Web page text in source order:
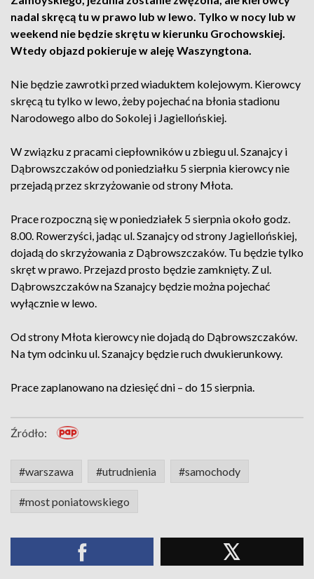
nadal skręcą tu w prawo lub w lewo. Tylko w nocy lub w
weekend nie będzie skrętu w kierunku Grochowskiej.
Wtedy objazd pokieruje w aleję Waszyngtona.
Nie będzie zawrotki przed wiaduktem kolejowym. Kierowcy
skręcą tu tylko w lewo, żeby pojechać na błonia stadionu
Narodowego albo do Sokolej i Jagiellońskiej.
W związku z pracami ciepłowników u zbiegu ul. Szanajcy i
Dąbrowszczaków od poniedziałku 5 sierpnia kierowcy nie
przejadą przez skrzyżowanie od strony Młota.
Prace rozpoczną się w poniedziałek 5 sierpnia około godz.
8.00. Rowerzyści, jadąc ul. Szanajcy od strony Jagiellońskiej,
dojadą do skrzyżowania z Dąbrowszczaków. Tu będzie tylko
skręt w prawo. Przejazd prosto będzie zamknięty. Z ul.
Dąbrowszczaków na Szanajcy będzie można pojechać
wyłącznie w lewo.
Od strony Młota kierowcy nie dojadą do Dąbrowszczaków.
Na tym odcinku ul. Szanajcy będzie ruch dwukierunkowy.
Prace zaplanowano na dziesięć dni – do 15 sierpnia.
Źródło:
#warszawa #utrudnienia #samochody
#most poniatowskiego